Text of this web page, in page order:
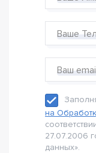
Ваше
Ваш
на
27.07.2006
данных».